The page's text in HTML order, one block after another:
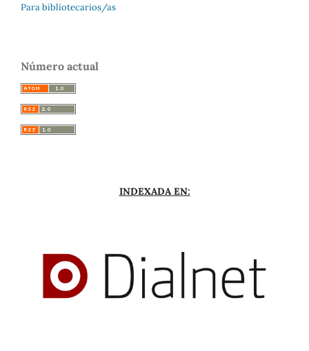
Para bibliotecarios/as
Número actual
INDEXADA EN: